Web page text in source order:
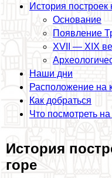
История
Основание
Появление
XVII — XIX
Наши дни
Расположение на
Как добраться
Что посмотреть
История
горе